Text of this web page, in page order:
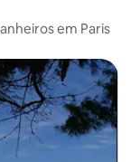
em Paris